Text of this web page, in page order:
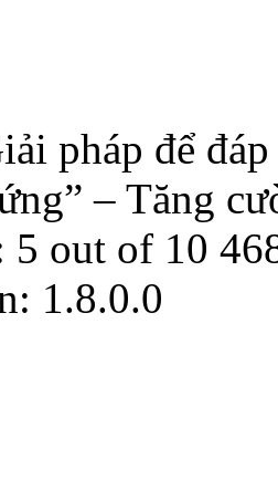
pháp để
– Tăng
5 out of 10
1.8.0.0